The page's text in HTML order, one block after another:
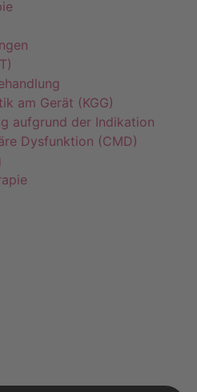
am Gerät (KGG)
aufgrund der Indikation
Dysfunktion (CMD)